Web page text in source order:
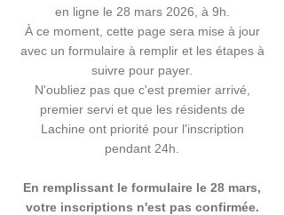
en ligne le 28 mars 2026, à 9h.
À ce moment, cette page sera mise à jour
avec un formulaire à remplir et les étapes à
suivre pour payer.
N'oubliez pas que c'est premier arrivé,
premier servi et que les résidents de
Lachine ont priorité pour l'inscription
pendant 24h.
En remplissant le formulaire le 28 mars,
votre inscriptions n'est pas confirmée.